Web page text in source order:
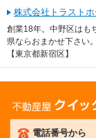
株式会社トラスト
創業18年。中野区はも
県ならおまかせ下さい
【東京都新宿区】
不動産屋クイックサ
電話番号から